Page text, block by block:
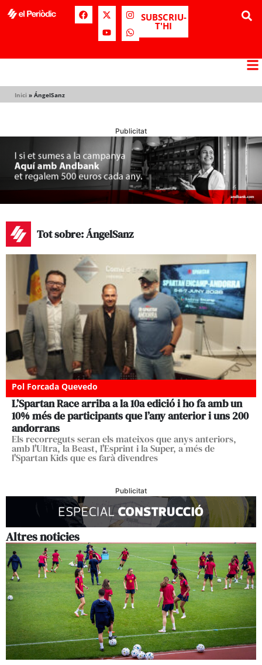
SUBSCRIU-
T'HI
Inici » ÁngelSanz
Publicitat
Tot sobre: ÁngelSanz
Pol Forcada Quevedo
L’Spartan Race arriba a la 10a edició i ho fa amb un
10% més de participants que l’any anterior i uns 200
andorrans
Els recorreguts seran els mateixos que anys anteriors,
amb l'Ultra, la Beast, l'Esprint i la Super, a més de
l'Spartan Kids que es farà divendres
Publicitat
Altres noticies